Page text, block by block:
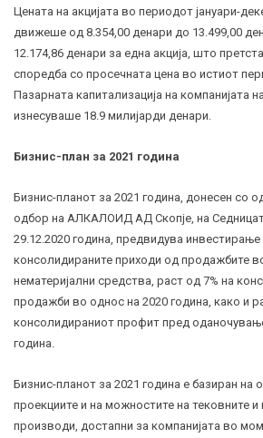
Цената на акцијата во периодот јануари-
движеше од 8.354,00 денари до 13.499,00
12.174,86 денари за една акција, што
споредба со просечната цена во истиот
Пазарната капитализација на компанијата
изнесуваше 18.9 милијарди денари.
Бизнис-план за 2021 година
Бизнис-планот за 2021 година, донесен со
одбор на АЛКАЛОИД АД Скопје, на
29.12.2020 година, предвидува инвестирање
консолидираните приходи од продажбите
нематеријални средства, раст од 7% на
продажби во однос на 2020 година, како и
консолидираниот профит пред
година.
Бизнис-планот за 2021 година е базиран на
проекциите и на можностите на тековните и
производи, достапни за компанијата во